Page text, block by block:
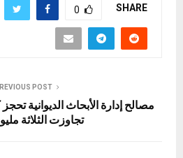
SHARE
0
POST
مصالح إدارة الأبحاث الديوانية
تجاوزت الثلاثة